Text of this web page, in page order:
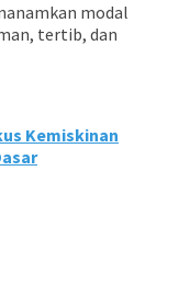
modal
tertib, dan
Kemiskinan